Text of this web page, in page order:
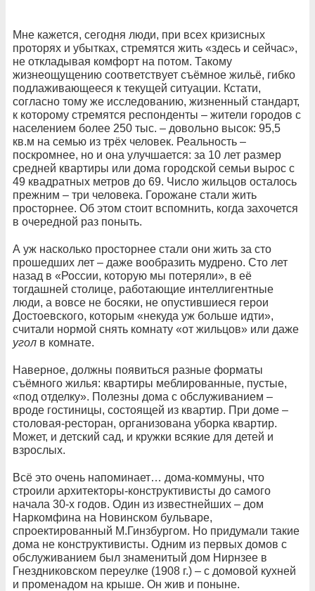
Мне кажется, сегодня люди, при всех кризисных
проторях и убытках, стремятся жить «здесь и сейчас»,
не откладывая комфорт на потом. Такому
жизнеощущению соответствует съёмное жильё, гибко
подлаживающееся к текущей ситуации. Кстати,
согласно тому же исследованию, жизненный стандарт,
к которому стремятся респонденты – жители городов с
населением более 250 тыс. – довольно высок: 95,5
кв.м на семью из трёх человек. Реальность –
поскромнее, но и она улучшается: за 10 лет размер
средней квартиры или дома городской семьи вырос с
49 квадратных метров до 69. Число жильцов осталось
прежним – три человека. Горожане стали жить
просторнее. Об этом стоит вспомнить, когда захочется
в очередной раз поныть.
А уж насколько просторнее стали они жить за сто
прошедших лет – даже вообразить мудрено. Сто лет
назад в «России, которую мы потеряли», в её
тогдашней столице, работающие интеллигентные
люди, а вовсе не босяки, не опустившиеся герои
Достоевского, которым «некуда уж больше идти»,
считали нормой снять комнату «от жильцов» или даже
угол в комнате.
Наверное, должны появиться разные форматы
съёмного жилья: квартиры меблированные, пустые,
«под отделку». Полезны дома с обслуживанием –
вроде гостиницы, состоящей из квартир. При доме –
столовая-ресторан, организована уборка квартир.
Может, и детский сад, и кружки всякие для детей и
взрослых.
Всё это очень напоминает… дома-коммуны, что
строили архитекторы-конструктивисты до самого
начала 30-х годов. Один из известнейших – дом
Наркомфина на Новинском бульваре,
спроектированный М.Гинзбургом. Но придумали такие
дома не конструктивисты. Одним из первых домов с
обслуживанием был знаменитый дом Нирнзее в
Гнездниковском переулке (1908 г.) – с домовой кухней
и променадом на крыше. Он жив и поныне.